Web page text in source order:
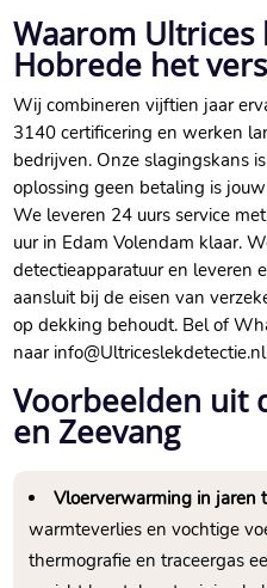
Waarom
Hobrede het
Wij combineren vijftien jaar
3140 certificering en werken
bedrijven.​ Onze slagingskans
oplossing geen betaling is
We leveren 24 uurs service
uur in Edam Volendam klaar.​
detectieapparatuur en leveren
aansluit bij de eisen van
op dekking behoudt.​ Bel of
naar
Voorbeelden uit
en Zeevang
Vloerverwarming in jaren
warmteverlies en vochtige
thermografie en traceergas